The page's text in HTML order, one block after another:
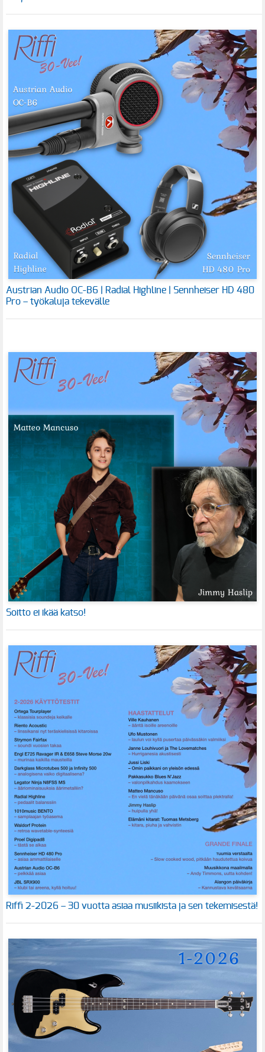
Austrian Audio OC-B6 | Radial Highline | Sennheiser HD 480
Pro – työkaluja tekevälle
Soitto ei ikää katso!
Riffi 2-2026 – 30 vuotta asiaa musiikista ja sen tekemisestä!